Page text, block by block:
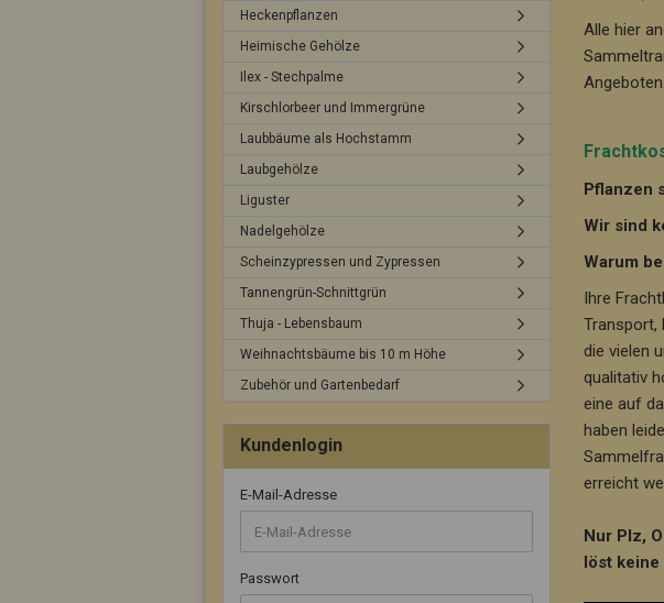
Alle hier
Angeboten.
Pflanzen
Wir sind
Warum
Ihre
Transport,
die vielen
qualitativ
eine auf
haben
erreicht
Nur Plz,
löst keine
Heckenpflanzen
Heimische Gehölze
Ilex - Stechpalme
Kirschlorbeer und Immergrüne
Laubbäume als Hochstamm
Laubgehölze
Liguster
Nadelgehölze
Scheinzypressen und Zypressen
Tannengrün-Schnittgrün
Thuja - Lebensbaum
Weihnachtsbäume bis 10 m Höhe
Zubehör und Gartenbedarf
Kundenlogin
E-Mail-Adresse
Passwort